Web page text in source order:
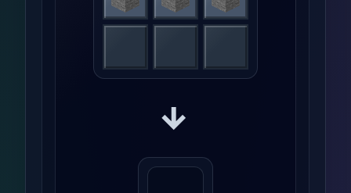
→